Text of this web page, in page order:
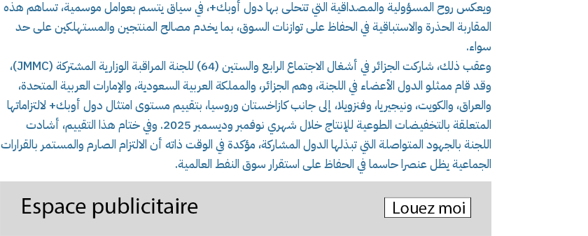
ويعكس روح المسؤولية والمصداقية التي تتحلى بها دول أوبك+، في سياق يتسم بعوامل موسمية، تساهم هذه
المقاربة الحذرة والاستباقية في الحفاظ على توازنات السوق، بما يخدم مصالح المنتجين والمستهلكين على حد
سواء.
وعقب ذلك، شاركت الجزائر في أشغال الاجتماع الرابع والستين (64) للجنة المراقبة الوزارية المشتركة (JMMC)،
وقد قام ممثلو الدول الأعضاء في اللجنة، وهم الجزائر، والمملكة العربية السعودية، والإمارات العربية المتحدة،
والعراق، والكويت، ونيجيريا، وفنزويلا، إلى جانب كازاخستان وروسيا، بتقييم مستوى امتثال دول أوبك+ لالتزاماتها
المتعلقة بالتخفيضات الطوعية للإنتاج خلال شهري نوفمبر وديسمبر 2025. وفي ختام هذا التقييم، أشادت
اللجنة بالجهود المتواصلة التي تبذلها الدول المشاركة، مؤكدة في الوقت ذاته أن الالتزام الصارم والمستمر بالقرارات
الجماعية يظل عنصرا حاسما في الحفاظ على استقرار سوق النفط العالمية.